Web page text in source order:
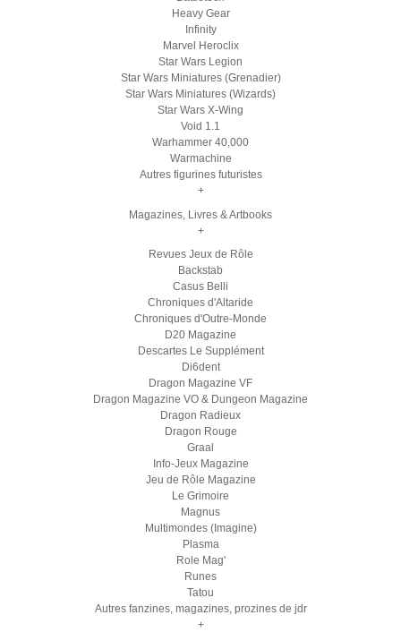
Heavy Gear
Infinity
Marvel Heroclix
Star Wars Legion
Star Wars Miniatures (Grenadier)
Star Wars Miniatures (Wizards)
Star Wars X-Wing
Void 1.1
Warhammer 40,000
Warmachine
Autres figurines futuristes
+
Magazines, Livres & Artbooks
+
Revues Jeux de Rôle
Backstab
Casus Belli
Chroniques d'Altaride
Chroniques d'Outre-Monde
D20 Magazine
Descartes Le Supplément
Di6dent
Dragon Magazine VF
Dragon Magazine VO & Dungeon Magazine
Dragon Radieux
Dragon Rouge
Graal
Info-Jeux Magazine
Jeu de Rôle Magazine
Le Grimoire
Magnus
Multimondes (Imagine)
Plasma
Role Mag'
Runes
Tatou
Autres fanzines, magazines, prozines de jdr
+